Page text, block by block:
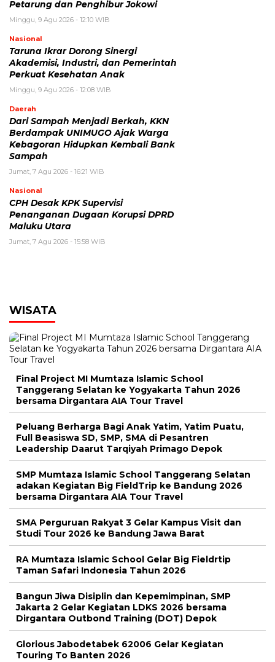
Petarung dan Penghibur Jokowi
Minggu, 9 Agu 2026 - 12:10 WIB
Nasional
Taruna Ikrar Dorong Sinergi
Akademisi, Industri, dan Pemerintah
Perkuat Kesehatan Anak
Minggu, 9 Agu 2026 - 12:08 WIB
Daerah
Dari Sampah Menjadi Berkah, KKN
Berdampak UNIMUGO Ajak Warga
Kebagoran Hidupkan Kembali Bank
Sampah
Jumat, 7 Agu 2026 - 16:21 WIB
Nasional
CPH Desak KPK Supervisi
Penanganan Dugaan Korupsi DPRD
Maluku Utara
Jumat, 7 Agu 2026 - 15:58 WIB
WISATA
Final Project MI Mumtaza Islamic School
Tanggerang Selatan ke Yogyakarta Tahun 2026
bersama Dirgantara AIA Tour Travel
Peluang Berharga Bagi Anak Yatim, Yatim Puatu,
Full Beasiswa SD, SMP, SMA di Pesantren
Leadership Daarut Tarqiyah Primago Depok
SMP Mumtaza Islamic School Tanggerang Selatan
adakan Kegiatan Big FieldTrip ke Bandung 2026
bersama Dirgantara AIA Tour Travel
SMA Perguruan Rakyat 3 Gelar Kampus Visit dan
Studi Tour 2026 ke Bandung Jawa Barat
RA Mumtaza Islamic School Gelar Big Fieldrtip
Taman Safari Indonesia Tahun 2026
Bangun Jiwa Disiplin dan Kepemimpinan, SMP
Jakarta 2 Gelar Kegiatan LDKS 2026 bersama
Dirgantara Outbond Training (DOT) Depok
Glorious Jabodetabek 62006 Gelar Kegiatan
Touring To Banten 2026